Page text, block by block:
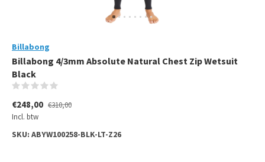
Billabong
Billabong 4/3mm Absolute Natural Chest Zip Wetsuit
Black
€248,00 €310,00
Incl. btw
SKU: ABYW100258-BLK-LT-Z26